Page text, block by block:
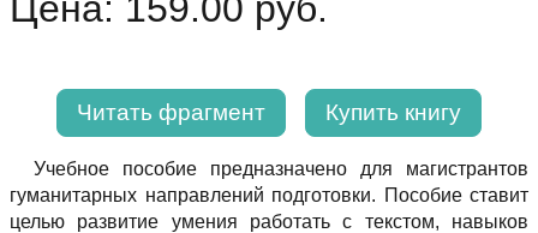
Читать фрагмент Купить книгу
Учебное пособие предназначено для магистрантов
гуманитарных направлений подготовки. Пособие ставит
целью развитие умения работать с текстом, навыков